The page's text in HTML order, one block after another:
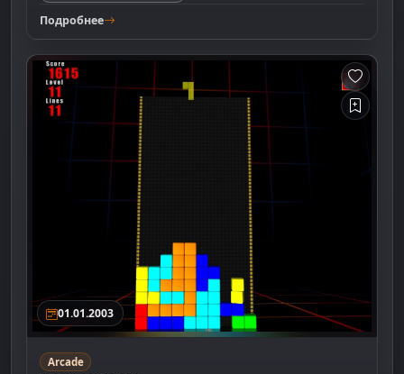
Подробнее
01.01.2003
Arcade